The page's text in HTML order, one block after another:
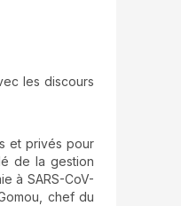
les discours
et privés pour
de la gestion
à SARS-CoV-
chef du